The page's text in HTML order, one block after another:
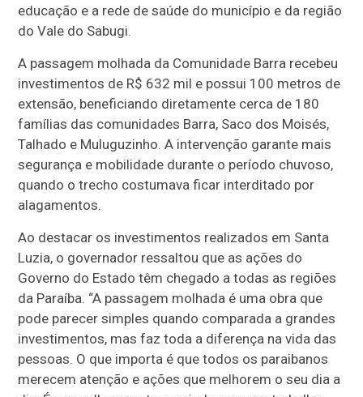
educação e a rede de saúde do município e da região
do Vale do Sabugi.
A passagem molhada da Comunidade Barra recebeu
investimentos de R$ 632 mil e possui 100 metros de
extensão, beneficiando diretamente cerca de 180
famílias das comunidades Barra, Saco dos Moisés,
Talhado e Muluguzinho. A intervenção garante mais
segurança e mobilidade durante o período chuvoso,
quando o trecho costumava ficar interditado por
alagamentos.
Ao destacar os investimentos realizados em Santa
Luzia, o governador ressaltou que as ações do
Governo do Estado têm chegado a todas as regiões
da Paraíba. “A passagem molhada é uma obra que
pode parecer simples quando comparada a grandes
investimentos, mas faz toda a diferença na vida das
pessoas. O que importa é que todos os paraibanos
merecem atenção e ações que melhorem o seu dia a